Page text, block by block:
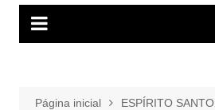
Página inicial ESPÍRITO SANTO